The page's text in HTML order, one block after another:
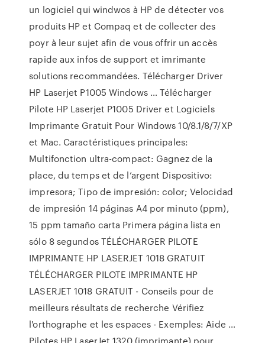
un logiciel qui windwos à HP de détecter vos
produits HP et Compaq et de collecter des
poyr à leur sujet afin de vous offrir un accès
rapide aux infos de support et imrimante
solutions recommandées. Télécharger Driver
HP Laserjet P1005 Windows … Télécharger
Pilote HP Laserjet P1005 Driver et Logiciels
Imprimante Gratuit Pour Windows 10/8.1/8/7/XP
et Mac. Caractéristiques principales:
Multifonction ultra-compact: Gagnez de la
place, du temps et de l’argent Dispositivo:
impresora; Tipo de impresión: color; Velocidad
de impresión 14 páginas A4 por minuto (ppm),
15 ppm tamaño carta Primera página lista en
sólo 8 segundos TÉLÉCHARGER PILOTE
IMPRIMANTE HP LASERJET 1018 GRATUIT
TÉLÉCHARGER PILOTE IMPRIMANTE HP
LASERJET 1018 GRATUIT - Conseils pour de
meilleurs résultats de recherche Vérifiez
l'orthographe et les espaces - Exemples: Aide …
Pilotes HP LaserJet 1320 (imprimante) pour